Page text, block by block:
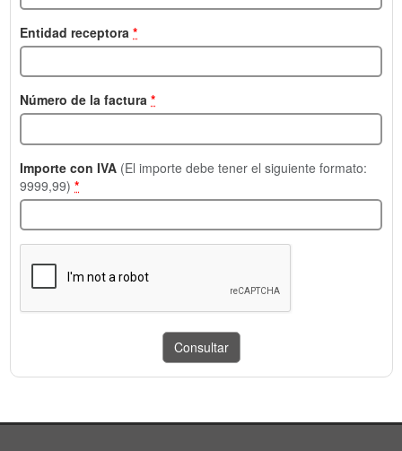
Entidad receptora *
Número de la factura *
Importe con IVA (El importe debe tener el siguiente formato:
9999,99) *